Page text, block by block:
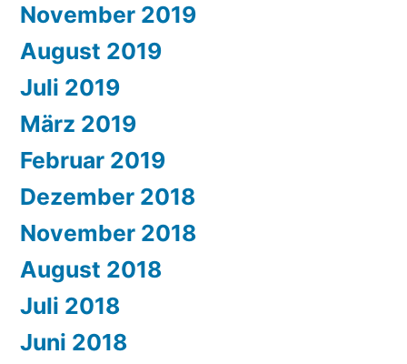
November 2019
August 2019
Juli 2019
März 2019
Februar 2019
Dezember 2018
November 2018
August 2018
Juli 2018
Juni 2018